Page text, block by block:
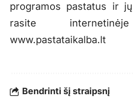
programos pastatus ir
rasite
www.pastataikalba.lt
Bendrinti šį straipsnį